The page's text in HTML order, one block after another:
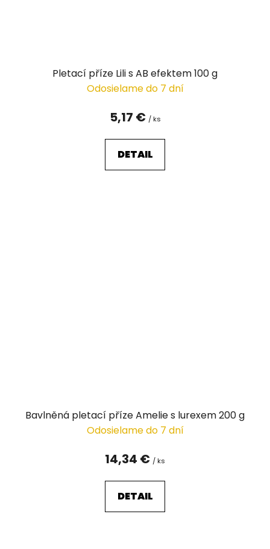
Pletací příze Lili s AB efektem 100 g
Odosielame do 7 dní
5,17 € / ks
DETAIL
Bavlněná pletací příze Amelie s lurexem 200 g
Odosielame do 7 dní
14,34 € / ks
DETAIL